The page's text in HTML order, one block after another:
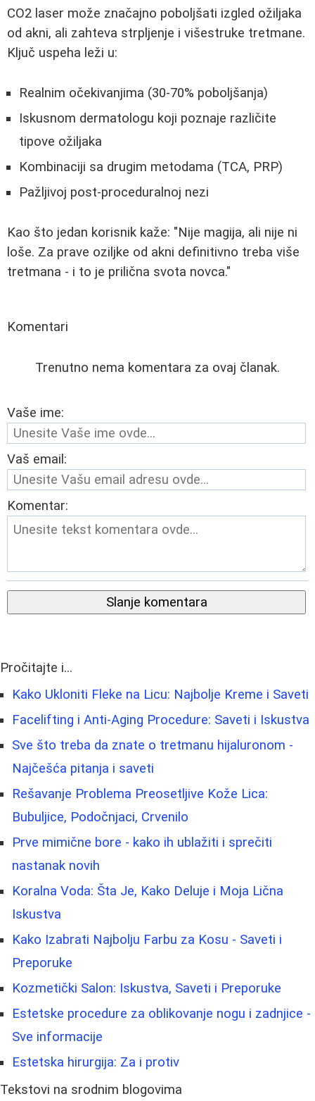
CO2 laser može značajno poboljšati izgled ožiljaka
od akni, ali zahteva strpljenje i višestruke tretmane.
Ključ uspeha leži u:
Realnim očekivanjima (30-70% poboljšanja)
Iskusnom dermatologu koji poznaje različite
tipove ožiljaka
Kombinaciji sa drugim metodama (TCA, PRP)
Pažljivoj post-proceduralnoj nezi
Kao što jedan korisnik kaže: "Nije magija, ali nije ni
loše. Za prave oziljke od akni definitivno treba više
tretmana - i to je prilična svota novca."
Komentari
Trenutno nema komentara za ovaj članak.
Vaše ime:
Vaš email:
Komentar:
Slanje komentara
Pročitajte i...
Kako Ukloniti Fleke na Licu: Najbolje Kreme i Saveti
Facelifting i Anti-Aging Procedure: Saveti i Iskustva
Sve što treba da znate o tretmanu hijaluronom -
Najčešća pitanja i saveti
Rešavanje Problema Preosetljive Kože Lica:
Bubuljice, Podočnjaci, Crvenilo
Prve mimične bore - kako ih ublažiti i sprečiti
nastanak novih
Koralna Voda: Šta Je, Kako Deluje i Moja Lična
Iskustva
Kako Izabrati Najbolju Farbu za Kosu - Saveti i
Preporuke
Kozmetički Salon: Iskustva, Saveti i Preporuke
Estetske procedure za oblikovanje nogu i zadnjice -
Sve informacije
Estetska hirurgija: Za i protiv
Tekstovi na srodnim blogovima